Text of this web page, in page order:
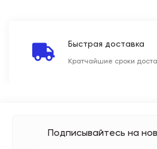
Быстрая доставка
Кратчайшие сроки
Подписывайтесь на